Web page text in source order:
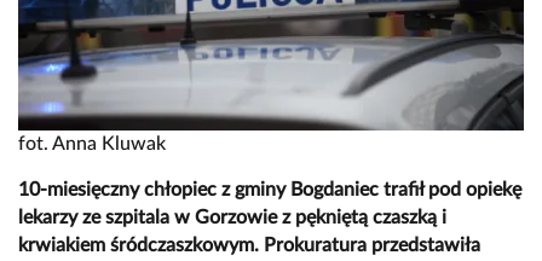
fot. Anna Kluwak
10-miesięczny chłopiec z gminy Bogdaniec trafił pod opiekę
lekarzy ze szpitala w Gorzowie z pękniętą czaszką i
krwiakiem śródczaszkowym. Prokuratura przedstawiła